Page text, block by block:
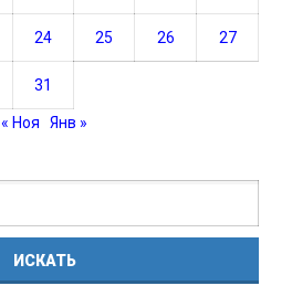
24 25 26 27
31
« Ноя Янв »